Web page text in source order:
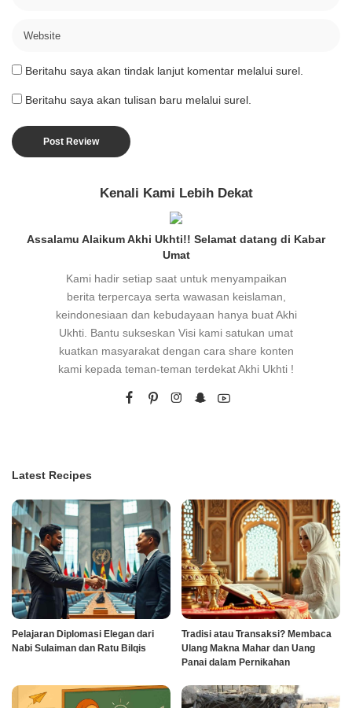
Beritahu saya akan tindak lanjut komentar melalui surel.
Beritahu saya akan tulisan baru melalui surel.
Kenali Kami Lebih Dekat
Assalamu Alaikum Akhi Ukhti!! Selamat datang di Kabar
Umat
Kami hadir setiap saat untuk menyampaikan
berita terpercaya serta wawasan keislaman,
keindonesiaan dan kebudayaan hanya buat Akhi
Ukhti. Bantu sukseskan Visi kami satukan umat
kuatkan masyarakat dengan cara share konten
kami kepada teman-teman terdekat Akhi Ukhti !
Latest Recipes
Pelajaran Diplomasi Elegan dari
Nabi Sulaiman dan Ratu Bilqis
Tradisi atau Transaksi? Membaca
Ulang Makna Mahar dan Uang
Panai dalam Pernikahan